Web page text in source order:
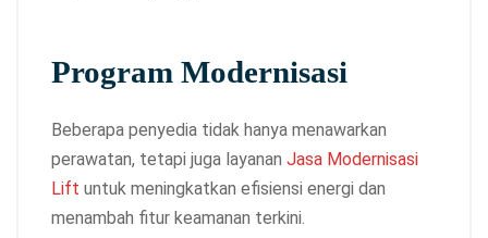
Program Modernisasi
Beberapa penyedia tidak hanya menawarkan
perawatan, tetapi juga layanan Jasa Modernisasi
Lift untuk meningkatkan efisiensi energi dan
menambah fitur keamanan terkini.